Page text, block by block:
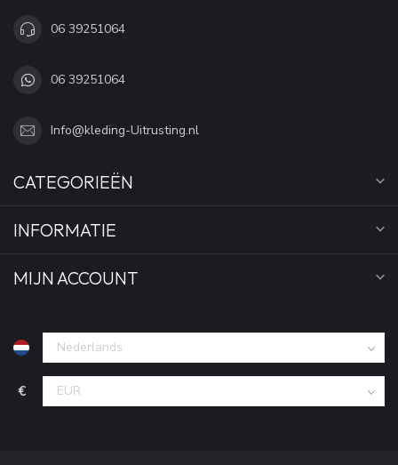
06 39251064
06 39251064
Info@kleding-Uitrusting.nl
CATEGORIEËN
INFORMATIE
MIJN ACCOUNT
€